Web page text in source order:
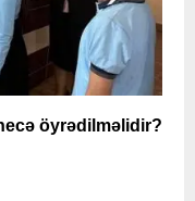
öyrədilməlidir?